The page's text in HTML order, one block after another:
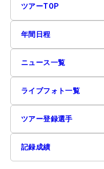
ツアーTOP
年間日程
ニュース一覧
ライブフォト一覧
ツアー登録選手
記録成績